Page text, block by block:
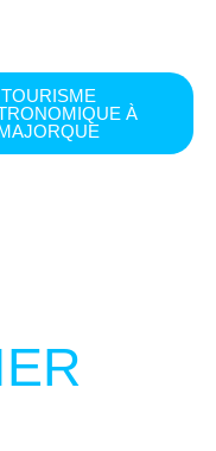
TOURISME
À
MAJORQUE